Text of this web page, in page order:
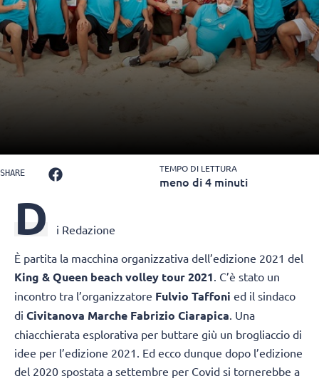
SHARE TEMPO DI LETTURA
meno di 4 minuti
D i Redazione
È partita la macchina organizzativa dell’edizione 2021 del
King & Queen beach volley tour 2021. C’è stato un
incontro tra l’organizzatore Fulvio Taffoni ed il sindaco
di Civitanova Marche Fabrizio Ciarapica. Una
chiacchierata esplorativa per buttare giù un brogliaccio di
idee per l’edizione 2021. Ed ecco dunque dopo l’edizione
del 2020 spostata a settembre per Covid si tornerebbe a